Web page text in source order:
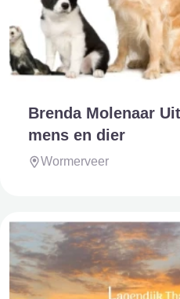
Brenda Molenaar
mens en dier
Wormerveer